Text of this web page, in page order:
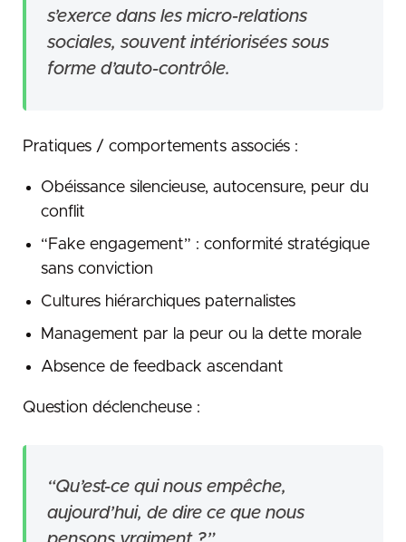
s’exerce dans les micro-relations
sociales, souvent intériorisées sous
forme d’auto-contrôle.
Pratiques / comportements associés :
Obéissance silencieuse, autocensure, peur du
conflit
“Fake engagement” : conformité stratégique
sans conviction
Cultures hiérarchiques paternalistes
Management par la peur ou la dette morale
Absence de feedback ascendant
Question déclencheuse :
“Qu’est-ce qui nous empêche,
aujourd’hui, de dire ce que nous